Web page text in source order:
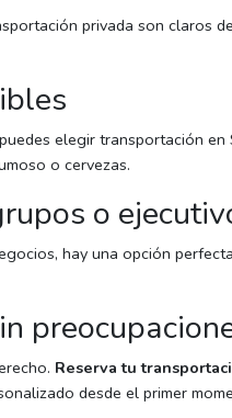
privada son claros
elegir transportación en
o cervezas.
o
hay una opción
Reserva tu
desde el primer